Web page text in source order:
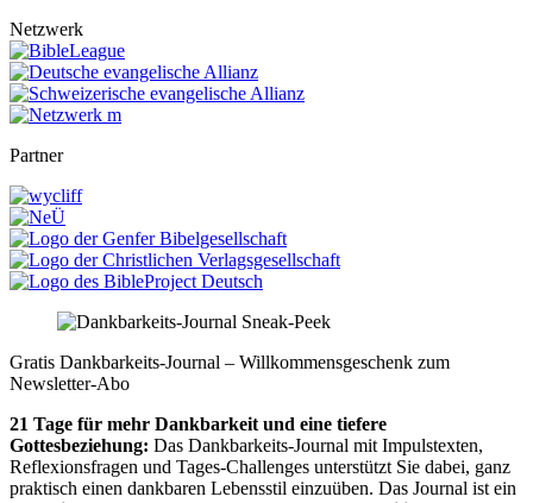
Netzwerk
Partner
Gratis Dankbarkeits-Journal – Willkommensgeschenk zum
Newsletter-Abo
21 Tage für mehr Dankbarkeit und eine tiefere
Gottesbeziehung: Das Dankbarkeits-Journal mit Impulstexten,
Reflexionsfragen und Tages-Challenges unterstützt Sie dabei, ganz
praktisch einen dankbaren Lebensstil einzuüben. Das Journal ist ein